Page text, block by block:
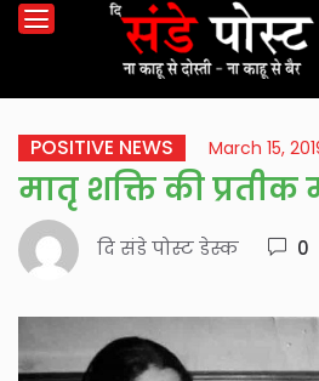
POSITIVE NEWS March 15,
मातृ शक्ति की प्रतीक
दि संडे पोस्ट डेस्क 0